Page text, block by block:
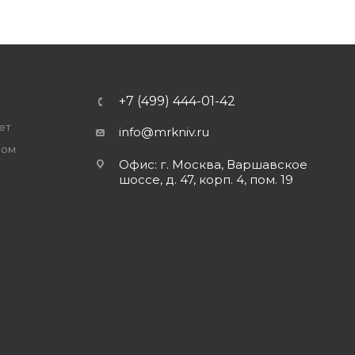
+7 (499) 444-01-42
info@mrkniv.ru
Офис: г. Москва, Варшавское
шоссе, д. 47, корп. 4, пом. 19